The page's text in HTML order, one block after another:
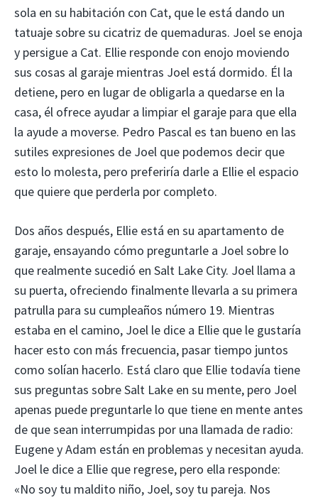
sola en su habitación con Cat, que le está dando un
tatuaje sobre su cicatriz de quemaduras. Joel se enoja
y persigue a Cat. Ellie responde con enojo moviendo
sus cosas al garaje mientras Joel está dormido. Él la
detiene, pero en lugar de obligarla a quedarse en la
casa, él ofrece ayudar a limpiar el garaje para que ella
la ayude a moverse. Pedro Pascal es tan bueno en las
sutiles expresiones de Joel que podemos decir que
esto lo molesta, pero preferiría darle a Ellie el espacio
que quiere que perderla por completo.
Dos años después, Ellie está en su apartamento de
garaje, ensayando cómo preguntarle a Joel sobre lo
que realmente sucedió en Salt Lake City. Joel llama a
su puerta, ofreciendo finalmente llevarla a su primera
patrulla para su cumpleaños número 19. Mientras
estaba en el camino, Joel le dice a Ellie que le gustaría
hacer esto con más frecuencia, pasar tiempo juntos
como solían hacerlo. Está claro que Ellie todavía tiene
sus preguntas sobre Salt Lake en su mente, pero Joel
apenas puede preguntarle lo que tiene en mente antes
de que sean interrumpidas por una llamada de radio:
Eugene y Adam están en problemas y necesitan ayuda.
Joel le dice a Ellie que regrese, pero ella responde:
«No soy tu maldito niño, Joel, soy tu pareja. Nos